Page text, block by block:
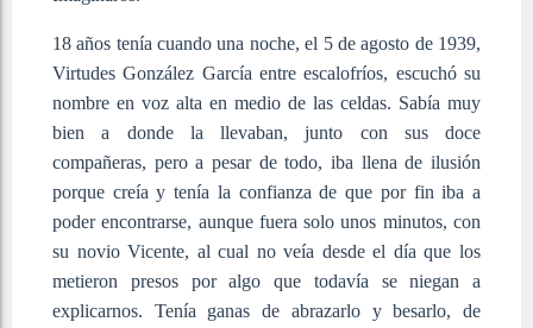
18 años tenía cuando una noche, el 5 de agosto de 1939,
Virtudes González García entre escalofríos, escuchó su
nombre en voz alta en medio de las celdas. Sabía muy
bien a donde la llevaban, junto con sus doce
compañeras, pero a pesar de todo, iba llena de ilusión
porque creía y tenía la confianza de que por fin iba a
poder encontrarse, aunque fuera solo unos minutos, con
su novio Vicente, al cual no veía desde el día que los
metieron presos por algo que todavía se niegan a
explicarnos. Tenía ganas de abrazarlo y besarlo, de